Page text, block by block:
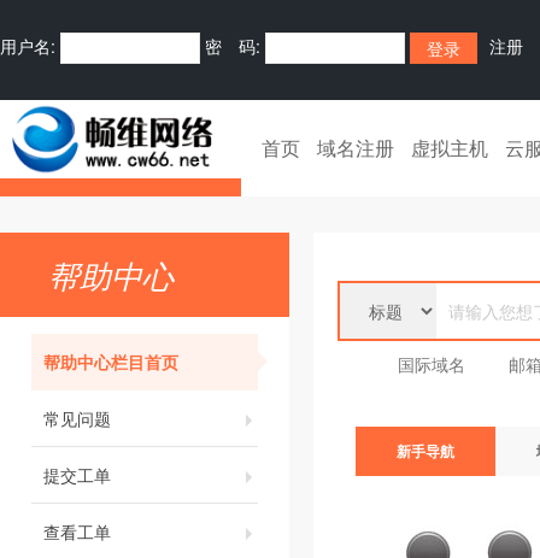
用户名: 密 码: 注册
首页 域名注册 虚拟主机 云
帮助中心
帮助中心栏目首页
常见问题
提交工单
查看工单
国际域名 邮
新手导航